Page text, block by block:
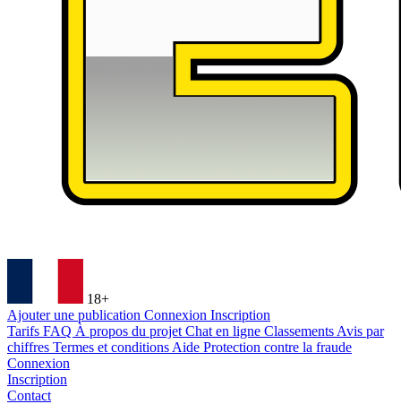
18+
Ajouter une publication Connexion Inscription
Tarifs FAQ À propos du projet Chat en ligne Classements Avis par
chiffres Termes et conditions Aide Protection contre la fraude
Connexion
Inscription
Contact